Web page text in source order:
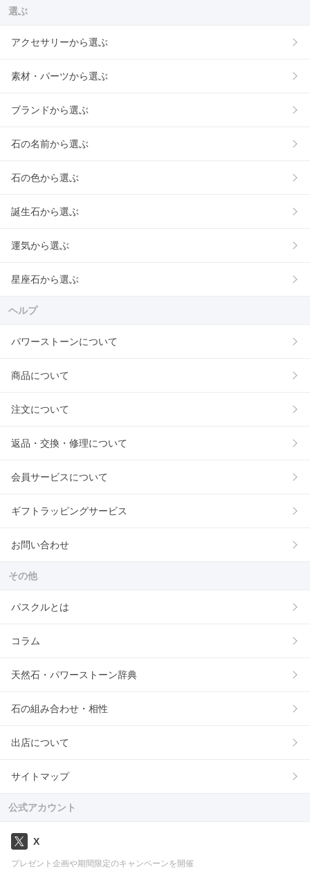
選ぶ
アクセサリーから選ぶ
素材・パーツから選ぶ
ブランドから選ぶ
石の名前から選ぶ
石の色から選ぶ
誕生石から選ぶ
運気から選ぶ
星座石から選ぶ
ヘルプ
パワーストーンについて
商品について
注文について
返品・交換・修理について
会員サービスについて
ギフトラッピングサービス
お問い合わせ
その他
パスクルとは
コラム
天然石・パワーストーン辞典
石の組み合わせ・相性
出店について
サイトマップ
公式アカウント
X
プレゼント企画や期間限定のキャンペーンを開催